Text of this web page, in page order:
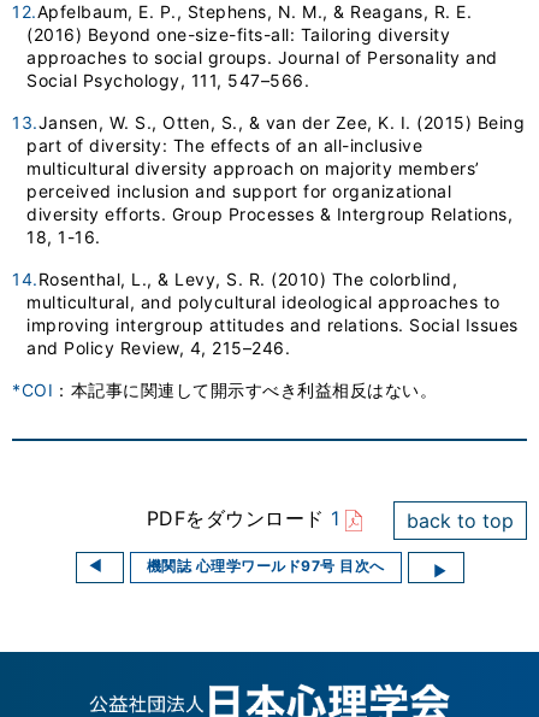
12.Apfelbaum, E. P., Stephens, N. M., & Reagans, R. E.
(2016) Beyond one-size-fits-all: Tailoring diversity
approaches to social groups. Journal of Personality and
Social Psychology, 111, 547–566.
13.Jansen, W. S., Otten, S., & van der Zee, K. I. (2015) Being
part of diversity: The effects of an all-inclusive
multicultural diversity approach on majority members’
perceived inclusion and support for organizational
diversity efforts. Group Processes & Intergroup Relations,
18, 1-16.
14.Rosenthal, L., & Levy, S. R. (2010) The colorblind,
multicultural, and polycultural ideological approaches to
improving intergroup attitudes and relations. Social Issues
and Policy Review, 4, 215–246.
*COI ：本記事に関連して開示すべき利益相反はない。
PDFをダウンロード 1 back to top
機関誌 心理学ワールド97号 目次へ